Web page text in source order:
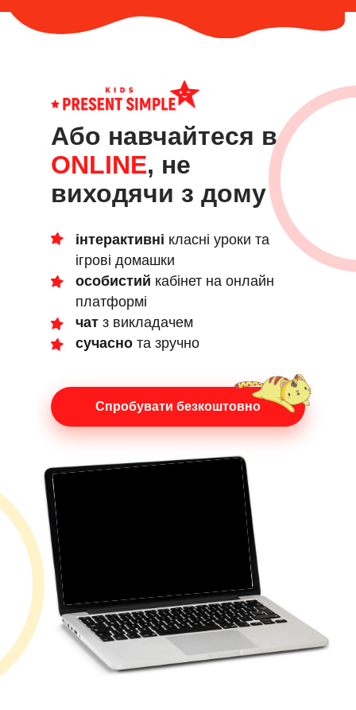
Або навчайтеся в
ONLINE, не
виходячи з дому
Спробувати безкоштовно
інтерактивні класні уроки та
ігрові домашки
особистий кабінет на онлайн
платформі
чат з викладачем
сучасно та зручно